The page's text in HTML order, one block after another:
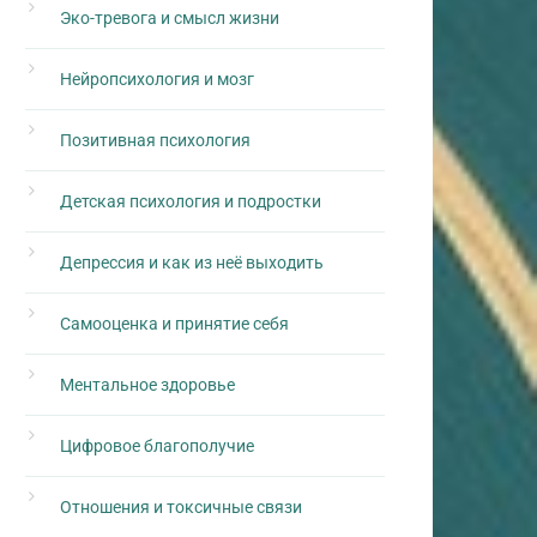
Эко-тревога и смысл жизни
Нейропсихология и мозг
Позитивная психология
Детская психология и подростки
Депрессия и как из неё выходить
Самооценка и принятие себя
Ментальное здоровье
Цифровое благополучие
Отношения и токсичные связи